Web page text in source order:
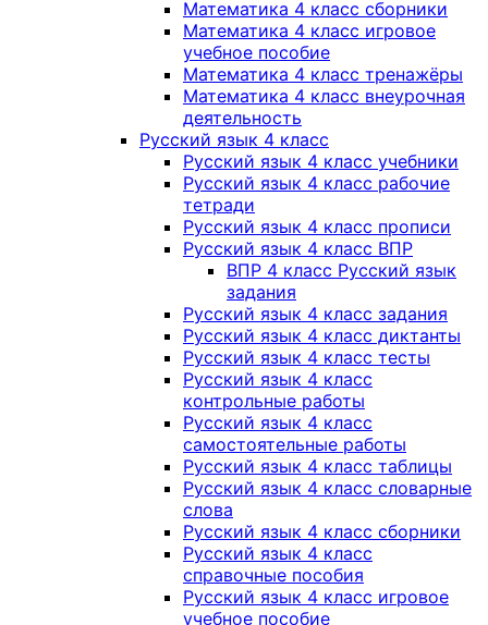
Математика 4 класс сборники
Математика 4 класс игровое
учебное пособие
Математика 4 класс тренажёры
Математика 4 класс внеурочная
деятельность
Русский язык 4 класс
Русский язык 4 класс учебники
Русский язык 4 класс рабочие
тетради
Русский язык 4 класс прописи
Русский язык 4 класс ВПР
ВПР 4 класс Русский язык
задания
Русский язык 4 класс задания
Русский язык 4 класс диктанты
Русский язык 4 класс тесты
Русский язык 4 класс
контрольные работы
Русский язык 4 класс
самостоятельные работы
Русский язык 4 класс таблицы
Русский язык 4 класс словарные
слова
Русский язык 4 класс сборники
Русский язык 4 класс
справочные пособия
Русский язык 4 класс игровое
учебное пособие